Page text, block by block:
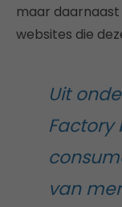
maar
websites die
Uit
Factory
van